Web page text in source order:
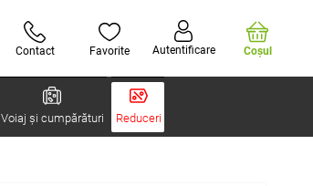
Contact Favorite Autentificare Coşul
Voiaj și cumpărături Reduceri